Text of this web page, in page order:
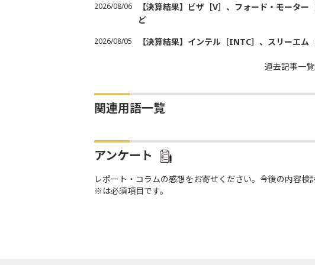
2026/08/06
【決算結果】ビザ［V］、フォード・モータ
ど
2026/08/05 【決算結果】インテル［INTC］、スリーエ
過去記事一
関連用語一覧
アンケート
レポート・コラムの感想をお寄せください。今後の内容検
※は必須項目です。